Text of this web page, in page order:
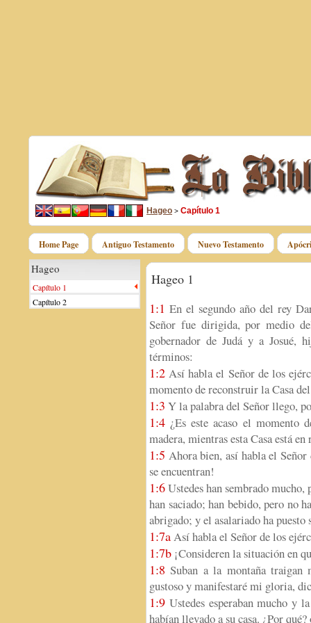
Hageo > Capítulo 1
Home Page Antiguo Testamento Nuevo Testamento
Hageo
Capítulo 1
Capítulo 2
Hageo 1
1:1 En el segundo año del rey
Señor fue dirigida, por medio
gobernador de Judá y a Josué,
términos:
1:2 Así habla el Señor de los
momento de reconstruir la Casa
1:3 Y la palabra del Señor llego,
1:4 ¿Es este acaso el momento
madera, mientras esta Casa está en
1:5 Ahora bien, así habla el
se encuentran!
1:6Ustedes han sembrado mucho,
han saciado; han bebido, pero no
abrigado; y el asalariado ha puesto
1:7aAsí habla el Señor de los
1:7b ¡Consideren la situación en
1:8 Suban a la montaña traigan
gustoso y manifestaré mi gloria,
1:9 Ustedes esperaban mucho y
habían llevado a su casa. ¿Por